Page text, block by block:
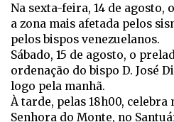
Na sexta-feira, 14 de agosto,
a zona mais afetada pelos
pelos bispos venezuelanos.
Sábado, 15 de agosto, o
ordenação do bispo D. José
logo pela manhã.
À tarde, pelas 18h00, celebra
Senhora do Monte, no